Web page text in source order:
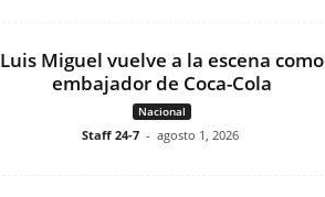
Luis Miguel vuelve a la escena como
embajador de Coca-Cola
Nacional
Staff 24-7 - agosto 1, 2026